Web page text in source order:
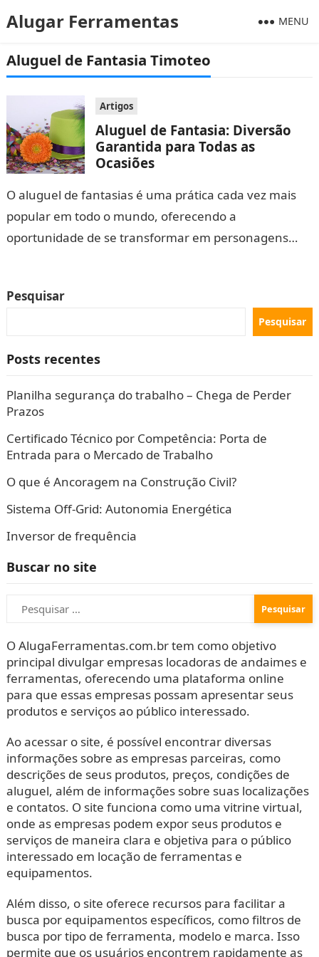
Alugar Ferramentas MENU
Aluguel de Fantasia Timoteo
Artigos
Aluguel de Fantasia: Diversão
Garantida para Todas as
Ocasiões
O aluguel de fantasias é uma prática cada vez mais
popular em todo o mundo, oferecendo a
oportunidade de se transformar em personagens
Pesquisar
Pesquisar
Posts recentes
Planilha segurança do trabalho – Chega de Perder
Prazos
Certificado Técnico por Competência: Porta de
Entrada para o Mercado de Trabalho
O que é Ancoragem na Construção Civil?
Sistema Off-Grid: Autonomia Energética
Inversor de frequência
Buscar no site
Pesquisar
por:
O AlugaFerramentas.com.br tem como objetivo
principal divulgar empresas locadoras de andaimes e
ferramentas, oferecendo uma plataforma online
para que essas empresas possam apresentar seus
produtos e serviços ao público interessado.
Ao acessar o site, é possível encontrar diversas
informações sobre as empresas parceiras, como
descrições de seus produtos, preços, condições de
aluguel, além de informações sobre suas localizações
e contatos. O site funciona como uma vitrine virtual,
onde as empresas podem expor seus produtos e
serviços de maneira clara e objetiva para o público
interessado em locação de ferramentas e
equipamentos.
Além disso, o site oferece recursos para facilitar a
busca por equipamentos específicos, como filtros de
busca por tipo de ferramenta, modelo e marca. Isso
permite que os usuários encontrem rapidamente as